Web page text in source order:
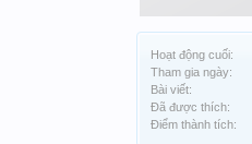
Hoạt động cuối:
Tham gia ngày:
Bài viết:
Đã được thích:
Điểm thành tích: